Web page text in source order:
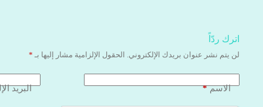
اترك ردّاً
لن يتم نشر عنوان بريدك الإلكتروني. الحقول الإلزامية مشار إليها بـ *
الاسم* البريد